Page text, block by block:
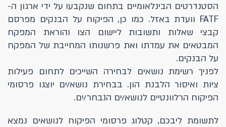
הסטנדרטים הבינלאומיים בתחום שנקבעו על ידי ארגון ה-
FATF וועדת באזל. כמו כן, הפיקוח על הבנקים מפרסם
קבצי שאלות ותשובות ליישום הצו והוראת המפקח
המבטאים את עמדתו ואת פרשנותו המחייבת של המפקח
על הבנקים.
לפניך רשימת נושאים לבחירה השייכים לתחום פעילות
ציות ואיסור הלבנת הון. בבחירת נושא/ים יוצגו פרסומי
הפיקוח הרלוונטיים לנושא/ים הנבחר/ים.
לתשומת ליבכם, קטלוג פרסומי הפיקוח לנושאים נמצא